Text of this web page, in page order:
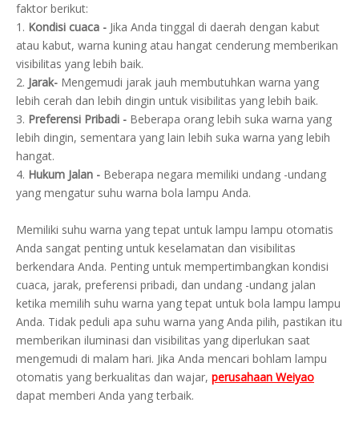
faktor berikut:
1. Kondisi cuaca - Jika Anda tinggal di daerah dengan kabut
atau kabut, warna kuning atau hangat cenderung memberikan
visibilitas yang lebih baik.
2. Jarak- Mengemudi jarak jauh membutuhkan warna yang
lebih cerah dan lebih dingin untuk visibilitas yang lebih baik.
3. Preferensi Pribadi - Beberapa orang lebih suka warna yang
lebih dingin, sementara yang lain lebih suka warna yang lebih
hangat.
4. Hukum Jalan - Beberapa negara memiliki undang -undang
yang mengatur suhu warna bola lampu Anda.
Memiliki suhu warna yang tepat untuk lampu lampu otomatis
Anda sangat penting untuk keselamatan dan visibilitas
berkendara Anda. Penting untuk mempertimbangkan kondisi
cuaca, jarak, preferensi pribadi, dan undang -undang jalan
ketika memilih suhu warna yang tepat untuk bola lampu lampu
Anda. Tidak peduli apa suhu warna yang Anda pilih, pastikan itu
memberikan iluminasi dan visibilitas yang diperlukan saat
mengemudi di malam hari. Jika Anda mencari bohlam lampu
otomatis yang berkualitas dan wajar, perusahaan Weiyao
dapat memberi Anda yang terbaik.